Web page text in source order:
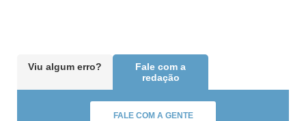
Viu algum erro?
Fale com a
redação
FALE COM A GENTE